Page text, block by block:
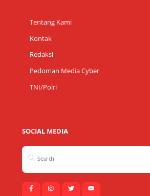
Tentang Kami
Kontak
Redaksi
Pedoman Media Cyber
TNI/Polri
SOCIAL MEDIA